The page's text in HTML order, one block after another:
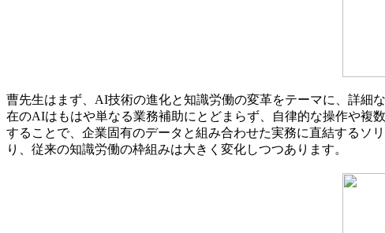
曹先生はまず、AI技術の進化と知識労働の変革をテーマに、詳細
在のAIはもはや単なる業務補助にとどまらず、自律的な操作や複
することで、企業固有のデータと組み合わせた実務に直結するソ
り、従来の知識労働の枠組みは大きく変化しつつあります。